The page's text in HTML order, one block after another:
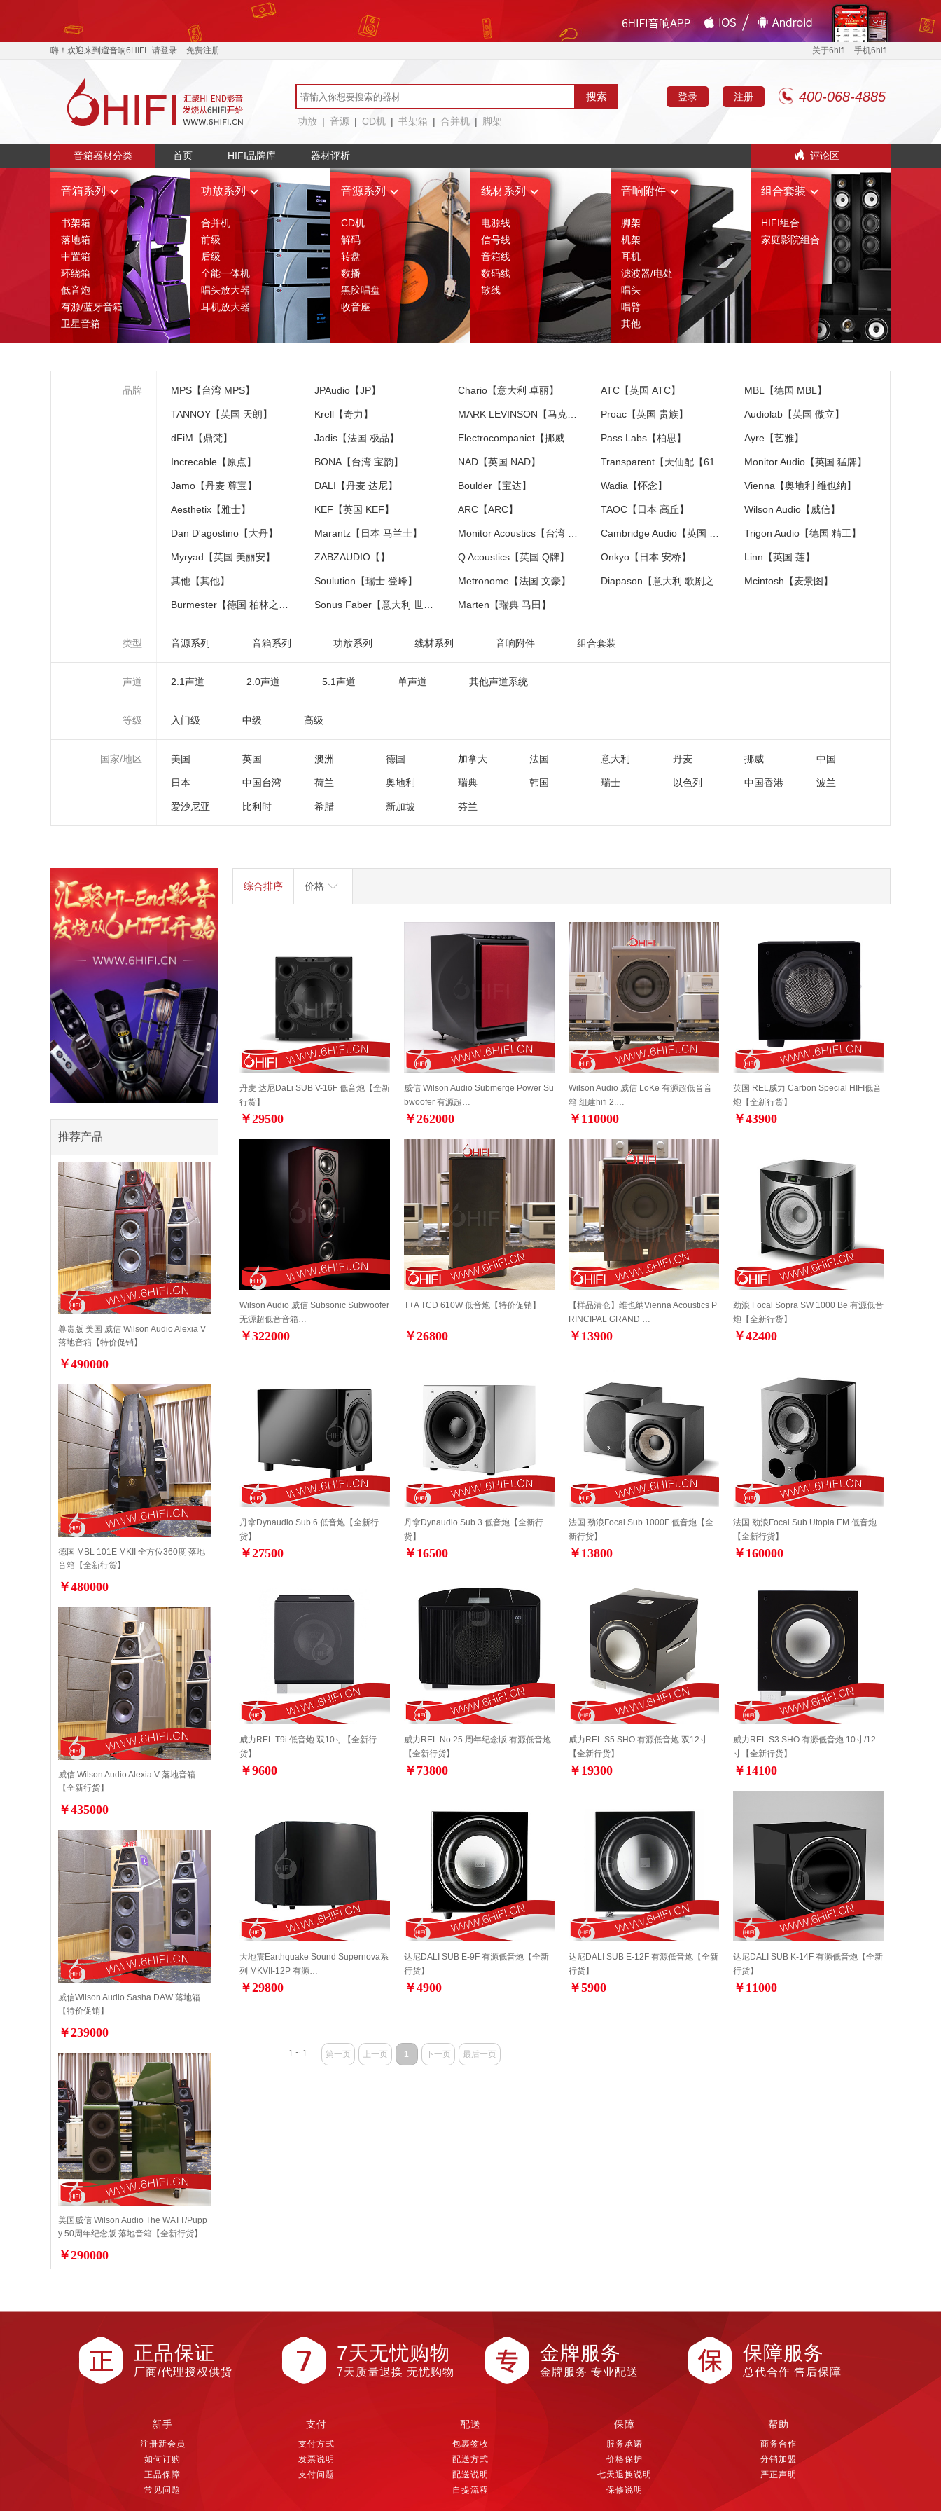
嗨！欢迎来到遛音响6HIFI 请登录 免费注册 关于6hifi 手机6hifi
功放 | 音源 | CD机 | 书架箱 | 合并机 | 脚架
登录 注册 400-068-4885
音箱器材分类 首页 HIFI品牌库 器材评析 评论区
音箱系列
书架箱
落地箱
中置箱
环绕箱
低音炮
有源/蓝牙音箱
卫星音箱
功放系列
合并机
前级
后级
全能一体机
唱头放大器
耳机放大器
音源系列
CD机
解码
转盘
数播
黑胶唱盘
收音座
线材系列
电源线
信号线
音箱线
数码线
散线
音响附件
脚架
机架
耳机
滤波器/电处
唱头
唱臂
其他
组合套装
HIFI组合
家庭影院组合
品牌 MPS【台湾 MPS】 JPAudio【JP】 Chario【意大利 卓丽】 ATC【英国 ATC】 MBL【德国 MBL】
TANNOY【英国 天朗】 Krell【奇力】 MARK LEVINSON【马克莱文森】 Proac【英国 贵族】 Audiolab【英国 傲立】
dFiM【鼎梵】 Jadis【法国 极品】 Pass Labs【柏思】 Ayre【艺雅】
Increcable【原点】 BONA【台湾 宝韵】 NAD【英国 NAD】 Monitor Audio【英国 猛牌】
Jamo【丹麦 尊宝】 DALI【丹麦 达尼】 Boulder【宝达】 Wadia【怀念】 Vienna【奥地利 维也纳】
Aesthetix【雅士】 KEF【英国 KEF】 ARC【ARC】 TAOC【日本 高丘】 Wilson Audio【威信】
Dan D'agostino【大丹】 Marantz【日本 马兰士】 Trigon Audio【德国 精工】
Myryad【英国 美丽安】 ZABZAUDIO【】 Q Acoustics【英国 Q牌】 Onkyo【日本 安桥】 Linn【英国 莲】
其他【其他】 Soulution【瑞士 登峰】 Metronome【法国 文豪】 Mcintosh【麦景图】
Sonus Faber【意大利 世霸】 Marten【瑞典 马田】
类型 音源系列 音箱系列 功放系列 线材系列 音响附件 组合套装
声道 2.1声道 2.0声道 5.1声道 单声道 其他声道系统
等级 入门级 中级 高级
国家/地区 美国 英国 澳洲 德国 加拿大 法国 意大利 丹麦 挪威 中国
日本 中国台湾 荷兰 奥地利 瑞典 韩国 瑞士 以色列 中国香港 波兰
爱沙尼亚 比利时 希腊 新加坡 芬兰
推荐产品
尊贵版 美国 威信 Wilson Audio Alexia V
落地音箱【特价促销】
￥490000
德国 MBL 101E MKII 全方位360度 落地
音箱【全新行货】
￥480000
威信 Wilson Audio Alexia V 落地音箱
【全新行货】
￥435000
威信Wilson Audio Sasha DAW 落地箱
【特价促销】
￥239000
美国威信 Wilson Audio The WATT/Pupp
y 50周年纪念版 落地音箱【全新行货】
￥290000
综合排序 价格
丹麦 达尼DaLi SUB V-16F 低音炮【全新
行货】
￥29500
威信 Wilson Audio Submerge Power Su
bwoofer 有源超…
￥262000
Wilson Audio 威信 LoKe 有源超低音音
箱 组建hifi 2.…
￥110000
英国 REL威力 Carbon Special HIFI低音
炮【全新行货】
￥43900
Wilson Audio 威信 Subsonic Subwoofer
无源超低音音箱…
￥322000
T+A TCD 610W 低音炮【特价促销】
￥26800
【样品清仓】维也纳Vienna Acoustics P
RINCIPAL GRAND …
￥13900
劲浪 Focal Sopra SW 1000 Be 有源低音
炮【全新行货】
￥42400
丹拿Dynaudio Sub 6 低音炮【全新行
货】
￥27500
丹拿Dynaudio Sub 3 低音炮【全新行
货】
￥16500
法国 劲浪Focal Sub 1000F 低音炮【全
新行货】
￥13800
法国 劲浪Focal Sub Utopia EM 低音炮
【全新行货】
￥160000
威力REL T9i 低音炮 双10寸【全新行
货】
￥9600
威力REL No.25 周年纪念版 有源低音炮
【全新行货】
￥73800
威力REL S5 SHO 有源低音炮 双12寸
【全新行货】
￥19300
威力REL S3 SHO 有源低音炮 10寸/12
寸【全新行货】
￥14100
大地震Earthquake Sound Supernova系
列 MKVII-12P 有源…
￥29800
达尼DALI SUB E-9F 有源低音炮【全新
行货】
￥4900
达尼DALI SUB E-12F 有源低音炮【全新
行货】
￥5900
达尼DALI SUB K-14F 有源低音炮【全新
行货】
￥11000
1 ~ 1 第一页 上一页 1 下一页 最后一页
正品保证
厂商/代理授权供货
7天无忧购物
7天质量退换 无忧购物
金牌服务
金牌服务 专业配送
保障服务
总代合作 售后保障
新手
注册新会员
如何订购
正品保障
常见问题
支付
支付方式
发票说明
支付问题
配送
包裹签收
配送方式
配送说明
自提流程
保障
服务承诺
价格保护
七天退换说明
保修说明
帮助
商务合作
分销加盟
严正声明